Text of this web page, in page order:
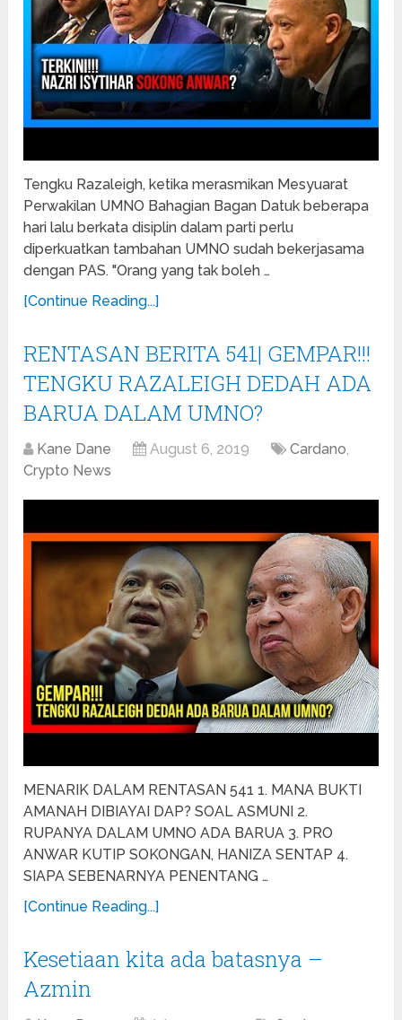
Tengku Razaleigh, ketika merasmikan Mesyuarat
Perwakilan UMNO Bahagian Bagan Datuk beberapa
hari lalu berkata disiplin dalam parti perlu
diperkuatkan tambahan UMNO sudah bekerjasama
dengan PAS. "Orang yang tak boleh …
[Continue Reading...]
RENTASAN BERITA 541| GEMPAR!!!
TENGKU RAZALEIGH DEDAH ADA
BARUA DALAM UMNO?
Kane Dane August 6, 2019 Cardano,
Crypto News
MENARIK DALAM RENTASAN 541 1. MANA BUKTI
AMANAH DIBIAYAI DAP? SOAL ASMUNI 2.
RUPANYA DALAM UMNO ADA BARUA 3. PRO
ANWAR KUTIP SOKONGAN, HANIZA SENTAP 4.
SIAPA SEBENARNYA PENENTANG …
[Continue Reading...]
Kesetiaan kita ada batasnya –
Azmin